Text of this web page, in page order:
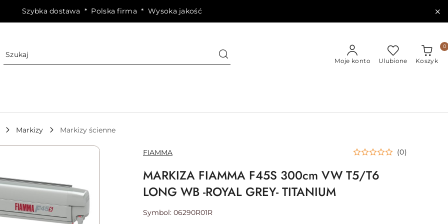
Szybka dostawa * Polska firma * Wysoka jakość
Moje konto Ulubione Koszyk
0
Markizy Markizy ścienne
NAZWA
PRODUCENTA:
FIAMMA (0)
MARKIZA FIAMMA F45S 300cm VW T5/T6
LONG WB -ROYAL GREY- TITANIUM
Symbol: 06290R01R